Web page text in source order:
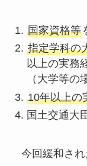
国家資格等
指定学科の
以上の実務
（大学等の
10年以上の
国土交通大
今回緩和され